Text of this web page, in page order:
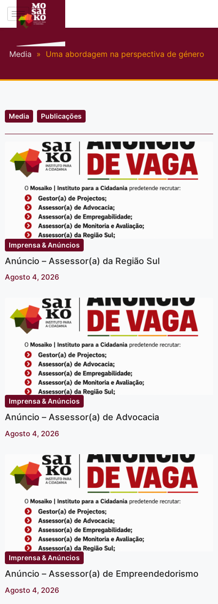
Media » Uma abordagem na perspectiva de género
Media Publicações
Imprensa & Anúncios
Anúncio – Assessor(a) da Região Sul
Agosto 4, 2026
Imprensa & Anúncios
Anúncio – Assessor(a) de Advocacia
Agosto 4, 2026
Imprensa & Anúncios
Anúncio – Assessor(a) de Empreendedorismo
Agosto 4, 2026